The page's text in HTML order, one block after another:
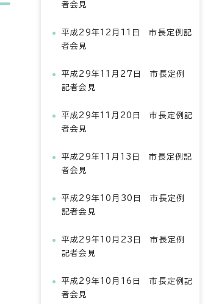
者会見
平成29年12月11日 市長定例記
者会見
平成29年11月27日 市長定例
記者会見
平成29年11月20日 市長定例記
者会見
平成29年11月13日 市長定例記
者会見
平成29年10月30日 市長定例
記者会見
平成29年10月23日 市長定例
記者会見
平成29年10月16日 市長定例記
者会見